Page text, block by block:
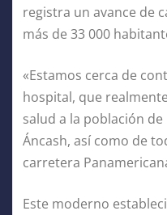
registra un avance de
más de 33 000
«Estamos cerca de
hospital, que
salud a la población
Áncash, así como de
carretera
Este moderno